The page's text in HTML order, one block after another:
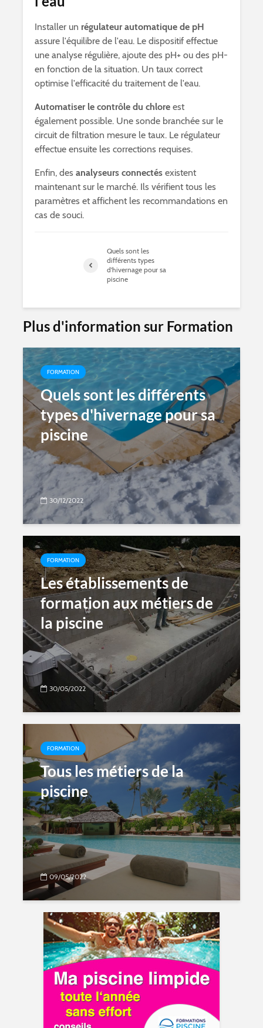
Installer un régulateur automatique de pH
assure l'équilibre de l'eau. Le dispositif effectue
une analyse régulière, ajoute des pH+ ou des pH-
en fonction de la situation. Un taux correct
optimise l'efficacité du traitement de l'eau.
Automatiser le contrôle du chlore est
également possible. Une sonde branchée sur le
circuit de filtration mesure le taux. Le régulateur
effectue ensuite les corrections requises.
Enfin, des analyseurs connectés existent
maintenant sur le marché. Ils vérifient tous les
paramètres et affichent les recommandations en
cas de souci.
Quels sont les
différents types
d'hivernage pour sa
piscine
Plus d'information sur Formation
FORMATION
Quels sont les différents
types d'hivernage pour sa
piscine
30/12/2022
FORMATION
Les établissements de
formation aux métiers de
la piscine
30/05/2022
FORMATION
Tous les métiers de la
piscine
09/05/2022